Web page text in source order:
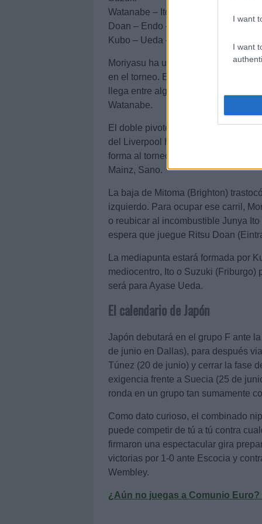
I want
I want
Watanabe – Ito – Itakura
Doan – Endo – Tanaka – Nakamura
Kubo – Ueda – Kamada
Moriyasu ha utilizado últimamente
en el torneo. En la zaga queda por
llega entre algodones. Si estuviera
Watanabe.
El doble pivote del centro del
del Liverpool ha estado lesionado
forma al torneo. Por esa razón,
Mainz, Sano.
La baja de Mitoma (Brighton)
izquierdo. Para ocupar ese carril,
o reubicar al incombustible Junya
espera que juegue Ritsu Doan
La mediapunta estará formada por
mediocentro, Ito o Suzuki (Friburgo)
será para Ayase Ueda.
El calendario de Japón
Japón debutará en el grupo F ante
de junio en Dallas), para después
Túnez (20 de junio) y cerrar la fase
exigencia frente a Suecia (25 de
ronda en un grupo tan sumamente
Como dato curioso, el combinado
puede competir de tú a tú contra
firmaron una espectacular gira
victorias por 1-0 ante Escocia y
Wembley.
¿Aún no juegas a Comunio Euro?